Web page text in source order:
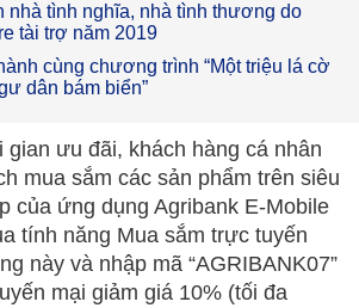
nhà tình nghĩa, nhà tình thương do
tài trợ năm 2019
cùng chương trình “Một triệu lá cờ
dân bám biển”
gian ưu đãi, khách hàng cá nhân
mua sắm các sản phẩm trên siêu
của ứng dụng Agribank E-Mobile
tính năng Mua sắm trực tuyến
này và nhập mã “AGRIBANK07”
mại giảm giá 10% (tối đa